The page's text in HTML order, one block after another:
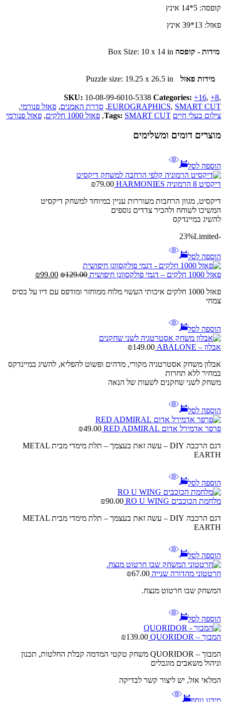
קופסה: 5*14 אינץ
פאזל: 13*39 אינץ
מידות - קופסה Box Size: 10 x 14 in
מידות פאזל Puzzle size: 19.25 x 26.5 in
SKU: 10-08-99-6010-5338 Categories: +16, +8,
EUROGRAPHICS, SMART CUT
, סדרת האמנים, פאזל פנורמי,
צילום בעלי חיים
Tags: SMART CUT
, פאזל 1000 חלקים , פאזל פנורמי
מוצרים דומים ומשלימים
הוספה לסל
דיקסיט 8 הרמוניה HARMONIES ₪79.00
דיקסיט, מגוון הרחבות מעוררות עניין במיוחד למשחק דיקסיט
המשיכו לשוחח ולהכיר צדדים נוספים
להשיג במיינדקס
-23%
Limited
הוספה לסל
פאזל 1000 חלקים – דגמי פולקסווגן חיפושית ₪129.00
המחיר
היה:
₪99.00
הוא:
פאזל 1000 חלקים איכותי העשוי מלוח ממוחזר ומודפס עם דיו על בסיס
צמחי
הוספה לסל
אבלון – ABALONE ₪149.00
אבלון משחק אסטרטגיה מקורי, מדהים ופשוט להפליא, להשיג במיינדקס
במחיר ללא תחרות
משחק לשני שחקנים לשעות של הנאה
הוספה לסל
פרפר אדמירל אדום RED ADMIRAL ₪49.00
דגם הרכבה DIY – עשה זאת בעצמך – תלת מימדי מבית METAL
EARTH
הוספה לסל
מלחמת הכוכבים RO U WING ₪90.00
דגם הרכבה DIY – עשה זאת בעצמך – תלת מימדי מבית METAL
EARTH
הוספה לסל
חרטטוני מהדורה שנייה ₪67.00
המשחק שבו חרטוט מנצח.
הוספה לסל
המבוך – QUORIDOR ₪139.00
המבוך – QUORIDOR משחק טקטי המדמה קבלת החלטות, תכנון
וניהול משאבים מוגבלים
המלאי אזל, יש ליצור קשר לבדיקה
מידע נוסף